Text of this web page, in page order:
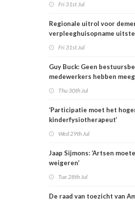
Fri 31st Jul
Regionale uitrol voor
verpleeghuisopname
Fri 31st Jul
Guy Buck: Geen
medewerkers hebben
Thu 30th Jul
‘Participatie moet het
kinderfysiotherapeut’
Wed 29th Jul
Jaap Sijmons: ‘Artsen
weigeren’
Tue 28th Jul
De raad van toezicht van